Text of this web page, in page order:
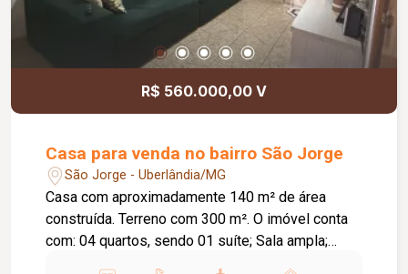
R$ 560.000,00 V
Casa para venda no bairro São Jorge
São Jorge - Uberlândia/MG
Casa com aproximadamente 140 m² de área
construída. Terreno com 300 m². O imóvel conta
com: 04 quartos, sendo 01 suíte; Sala ampla;